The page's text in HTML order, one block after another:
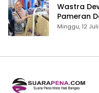
Wastra
Pameran
Pengunjung
Minggu, 12 Juli